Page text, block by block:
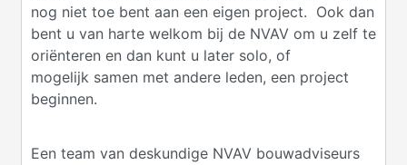
nog niet toe bent aan een eigen project. Ook dan
bent u van harte welkom bij de NVAV om u zelf te
oriënteren en dan kunt u later solo, of
mogelijk samen met andere leden, een project
beginnen.
Een team van deskundige NVAV bouwadviseurs